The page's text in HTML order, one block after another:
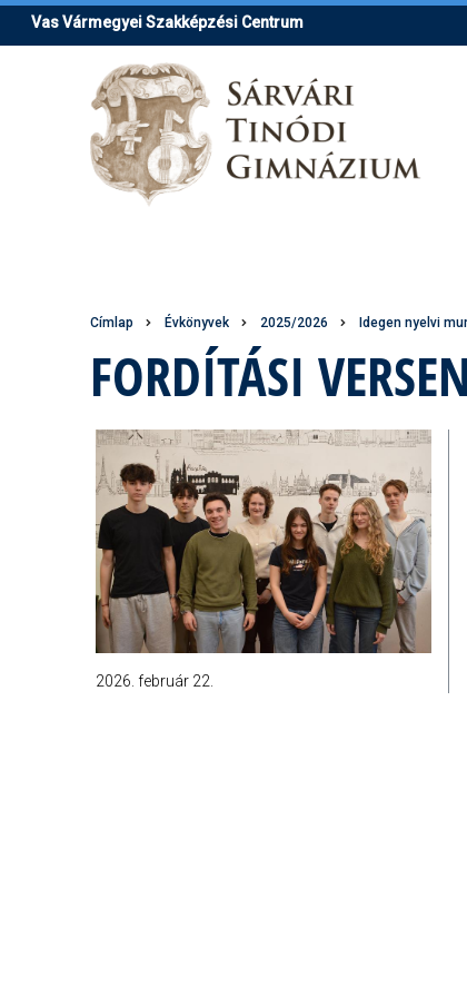
UgrásVas Vármegyei Szakképzési Centrum
Morzsa
Címlap Évkönyvek 2025/2026 Idegen nyelvi
FORDÍTÁSI
2026. február 22.